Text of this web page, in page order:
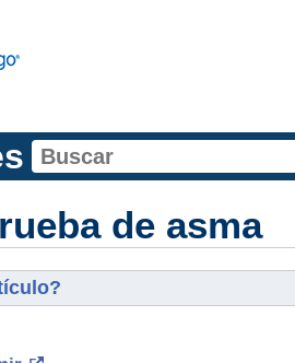
de asma